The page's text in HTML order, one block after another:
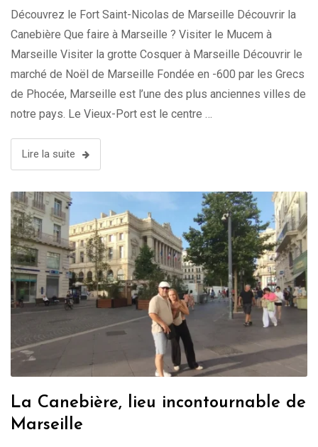
Découvrez le Fort Saint-Nicolas de Marseille Découvrir la
Canebière Que faire à Marseille ? Visiter le Mucem à
Marseille Visiter la grotte Cosquer à Marseille Découvrir le
marché de Noël de Marseille Fondée en -600 par les Grecs
de Phocée, Marseille est l’une des plus anciennes villes de
notre pays. Le Vieux-Port est le centre …
Lire la suite
La Canebière, lieu incontournable de
Marseille